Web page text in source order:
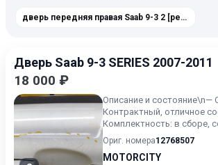
дверь передняя правая Saab 9-3 2 [рестайлинг] 2007-2011
Дверь Saab 9-3 SERIES 2007-2011
18 000 ₽
Описание и состояние\n—
Контрактный, отличное
Комплектность: в сборе,
фото\n— Особенности:
Ориг. номера12768507
MOTORCITY